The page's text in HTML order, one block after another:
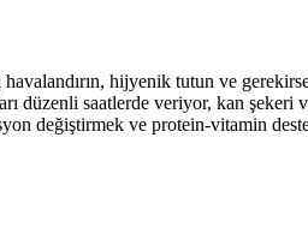
hijyenik tutun ve
düzenli saatlerde veriyor, kan
değiştirmek ve protein-vitamin